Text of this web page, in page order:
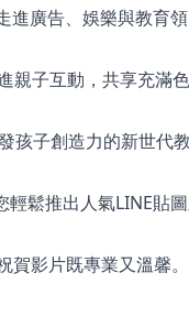
進廣告、娛樂與教育領
親子互動，共享充滿
孩子創造力的新世代
鬆推出人氣LINE貼
影片既專業又溫馨。